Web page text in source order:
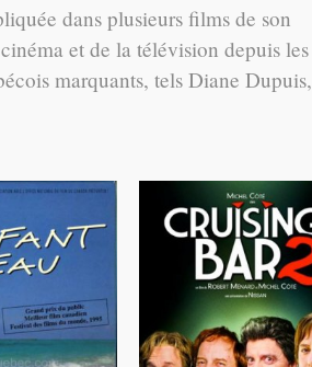
dans plusieurs films de son
et de la télévision depuis les
marquants, tels Diane Dupuis,
Cruising
Cruising Bar 2